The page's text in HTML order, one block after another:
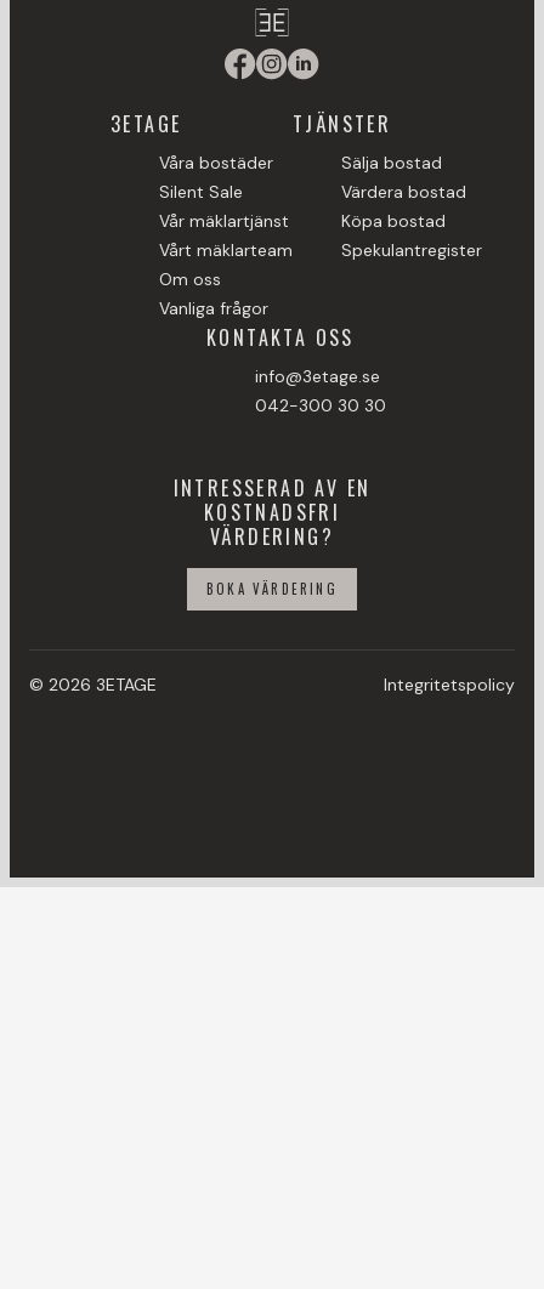
3ETAGE
Våra bostäder
Silent Sale
Vår mäklartjänst
Vårt mäklarteam
Om oss
Vanliga frågor
TJÄNSTER
Sälja bostad
Värdera bostad
Köpa bostad
Spekulantregister
KONTAKTA OSS
info@3etage.se
042-300 30 30
INTRESSERAD AV EN
KOSTNADSFRI
VÄRDERING?
BOKA VÄRDERING
© 2026 3ETAGE Integritetspolicy